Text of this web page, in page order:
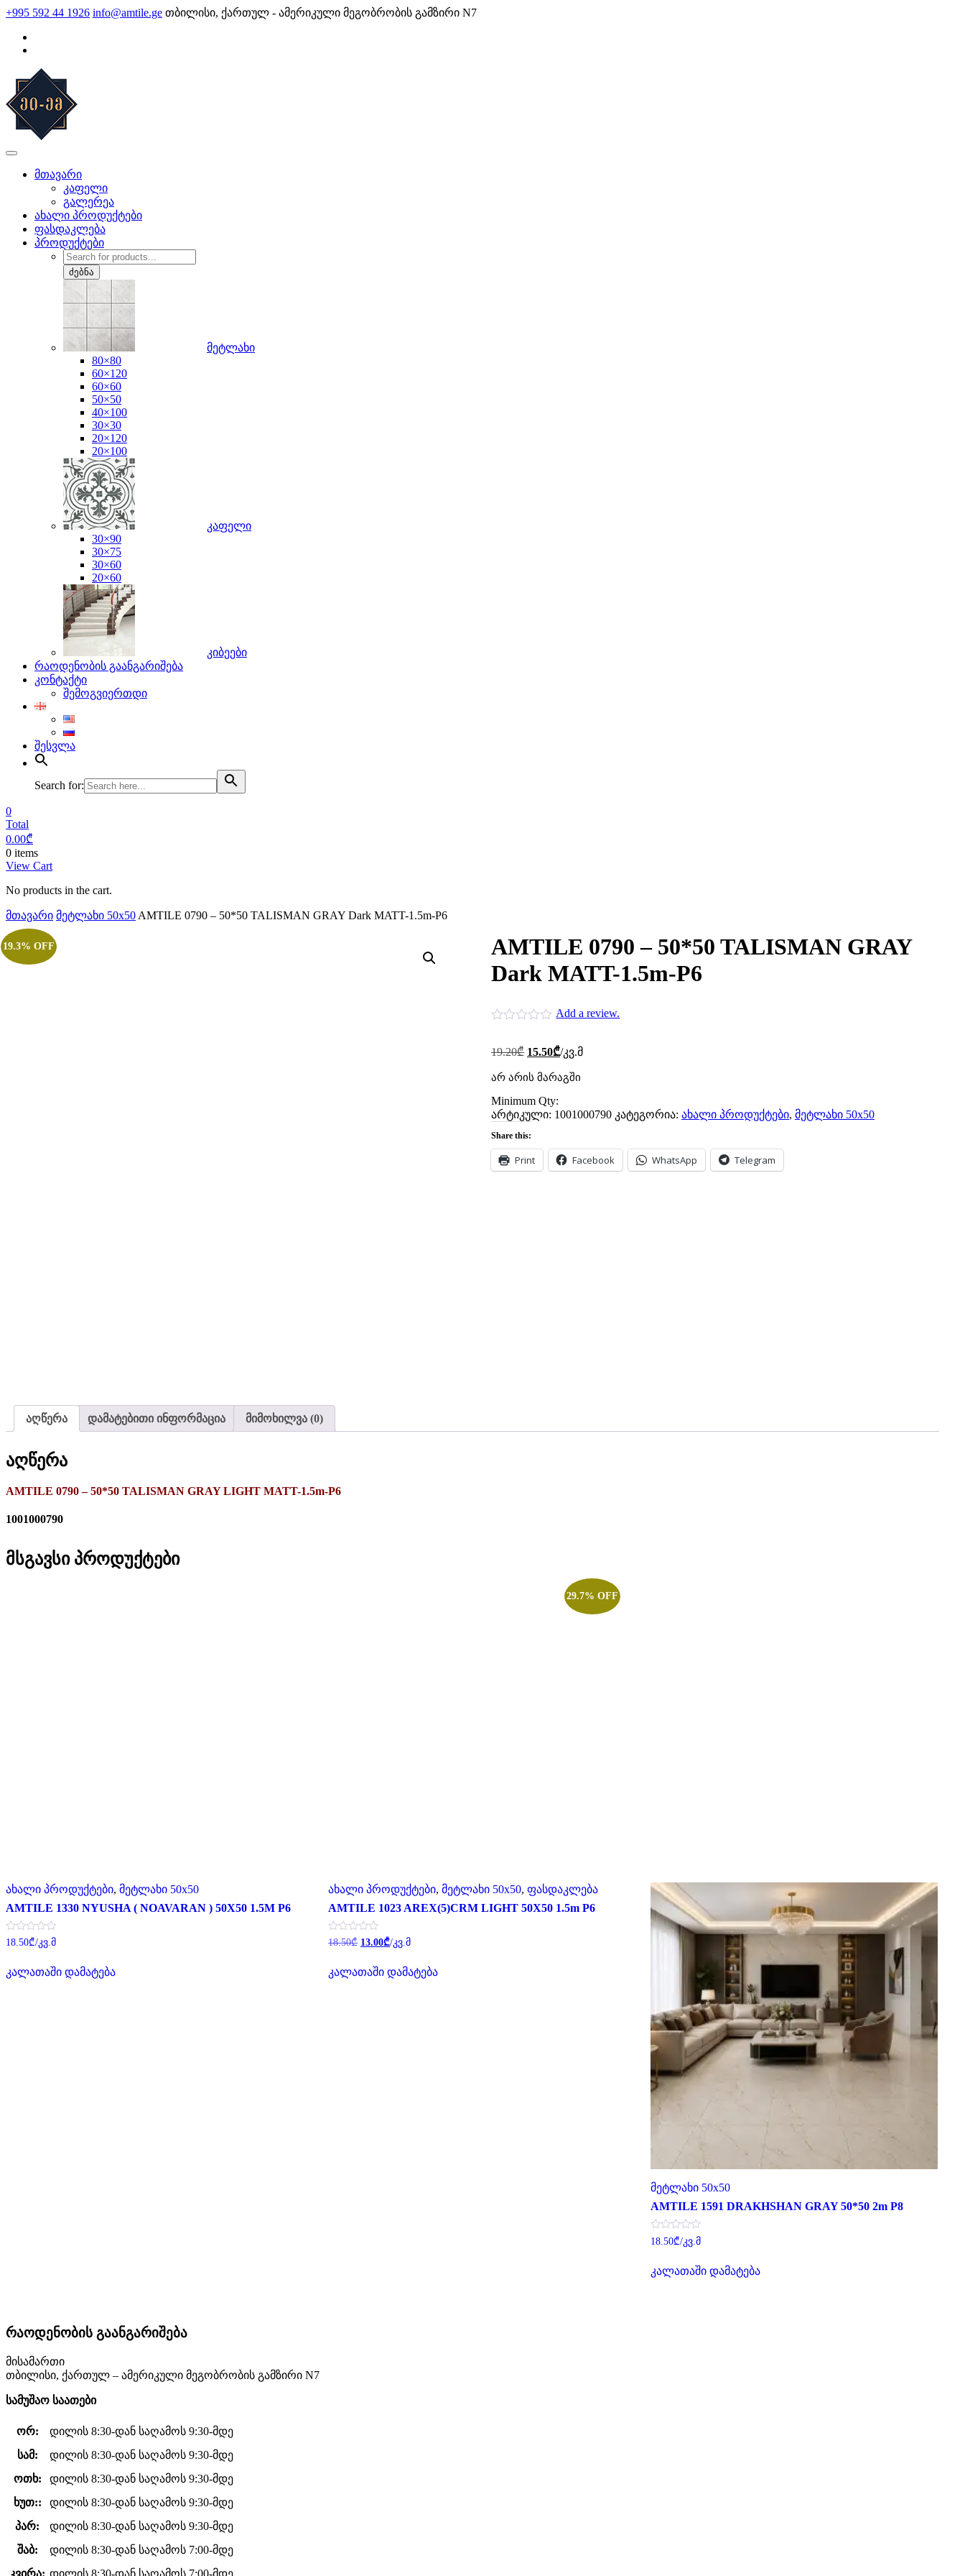
Skip
content
+995 592 44 1926 info@amtile.ge თბილისი, ქართულ - ამერიკული მეგობრობის გამზირი N7
მთავარი
კაფელი
გალერეა
ახალი პროდუქტები
ფასდაკლება
პროდუქტები
Products
search
ძებნა
მეტლახი
80×80
60×120
60×60
50×50
40×100
30×30
20×120
20×100
კაფელი
30×90
30×75
30×60
20×60
კიბეები
რაოდენობის გაანგარიშება
კონტაქტი
შემოგვიერთდი
შესვლა
Search for:
0
Total
0.00₾
0 items
View Cart
No products in the cart.
მთავარი მეტლახი 50x50 AMTILE 0790 – 50*50 TALISMAN GRAY Dark MATT-1.5m-P6
19.3% OFF
AMTILE 0790 – 50*50 TALISMAN GRAY
Dark MATT-1.5m-P6
Add a review.
19.20₾ Original
was:
15.50₾Current
price
is:
/კვ.მ
არ არის მარაგში
Minimum Qty:
არტიკული: 1001000790 კატეგორია: ახალი პროდუქტები, მეტლახი 50x50
Share this:
Print Facebook WhatsApp Telegram
აღწერა დამატებითი ინფორმაცია მიმოხილვა (0)
აღწერა
AMTILE 0790 – 50*50 TALISMAN GRAY LIGHT MATT-1.5m-P6
1001000790
მსგავსი პროდუქტები
ახალი პროდუქტები, მეტლახი 50x50
AMTILE 1330 NYUSHA ( NOAVARAN ) 50X50 1.5M P6
შეფასება
0
5-
დან
18.50₾/კვ.მ
კალათაში დამატება
29.7% OFF
ახალი პროდუქტები,მეტლახი 50x50,ფასდაკლება
AMTILE 1023 AREX(5)CRM LIGHT 50X50 1.5m P6
შეფასება
0
5-
დან
18.50₾ Original
18.50₾.
13.00₾Current
price
13.00₾.
/კვ.მ
კალათაში დამატება
მეტლახი 50x50
AMTILE 1591 DRAKHSHAN GRAY 50*50 2m P8
შეფასება
0
5-
დან
18.50₾/კვ.მ
კალათაში დამატება
რაოდენობის გაანგარიშება
მისამართი
თბილისი, ქართულ – ამერიკული მეგობრობის გამზირი N7
სამუშაო საათები
ორ:
დილის 8:30-დან საღამოს 9:30-მდე
სამ:
დილის 8:30-დან საღამოს 9:30-მდე
ოთხ:
დილის 8:30-დან საღამოს 9:30-მდე
ხუთ::
დილის 8:30-დან საღამოს 9:30-მდე
პარ:
დილის 8:30-დან საღამოს 9:30-მდე
შაბ:
დილის 8:30-დან საღამოს 7:00-მდე